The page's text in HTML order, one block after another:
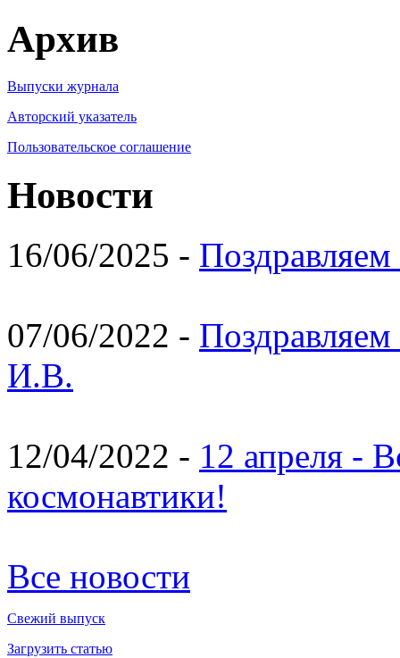
Архив
Выпуски журнала
Авторский указатель
Пользовательское соглашение
Новости
16/06/2025 -
07/06/2022 -
И.В.
12/04/2022 - 12 апреля -
космонавтики!
Все новости
Свежий выпуск
Загрузить статью